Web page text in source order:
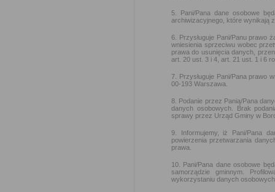
5. Pani/Pana dane osobowe
archiwizacyjnego, które wynikają
6. Przysługuje Pani/Panu prawo
wniesienia sprzeciwu wobec
prawa do usunięcia danych,
art. 20 ust. 3 i 4, art. 21 ust. 1 i 6
7. Przysługuje Pani/Pana prawo
00-193 Warszawa.
8. Podanie przez Panią/Pana
danych osobowych. Brak
sprawy przez Urząd Gminy w
9. Informujemy, iż Pani/Pana
powierzenia przetwarzania
prawa.
10. Pani/Pana dane osobowe
samorządzie gminnym.
wykorzystaniu danych